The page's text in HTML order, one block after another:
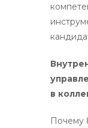
в
Почему